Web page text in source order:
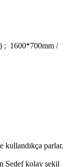
; 1600*700mm /
kullandıkça parlar.
Sedef kolay şekil